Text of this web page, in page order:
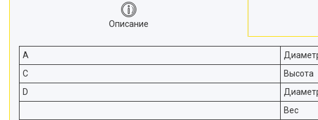
Описание
A
C
Высота
D
Вес